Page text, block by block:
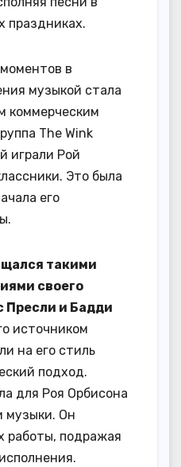
праздниках.
в
музыкой стала
коммерческим
The Wink
играли Рой
Это была
его
такими
своего
Пресли и Бадди
источником
на его стиль
подход.
для Роя Орбисона
музыки. Он
работы, подражая